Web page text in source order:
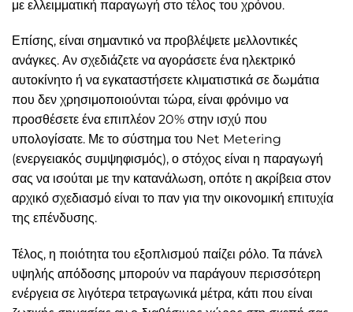
με ελλειμματική παραγωγή στο τέλος του χρόνου.
Επίσης, είναι σημαντικό να προβλέψετε μελλοντικές
ανάγκες. Αν σχεδιάζετε να αγοράσετε ένα ηλεκτρικό
αυτοκίνητο ή να εγκαταστήσετε κλιματιστικά σε δωμάτια
που δεν χρησιμοποιούνται τώρα, είναι φρόνιμο να
προσθέσετε ένα επιπλέον 20% στην ισχύ που
υπολογίσατε. Με το σύστημα του Net Metering
(ενεργειακός συμψηφισμός), ο στόχος είναι η παραγωγή
σας να ισούται με την κατανάλωση, οπότε η ακρίβεια στον
αρχικό σχεδιασμό είναι το παν για την οικονομική επιτυχία
της επένδυσης.
Τέλος, η ποιότητα του εξοπλισμού παίζει ρόλο. Τα πάνελ
υψηλής απόδοσης μπορούν να παράγουν περισσότερη
ενέργεια σε λιγότερα τετραγωνικά μέτρα, κάτι που είναι